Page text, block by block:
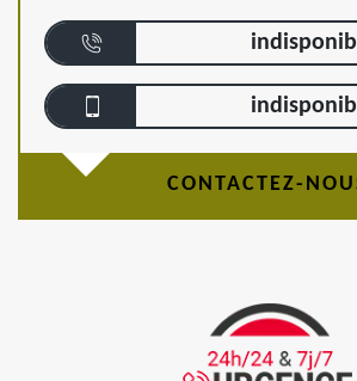
CONTACTEZ-